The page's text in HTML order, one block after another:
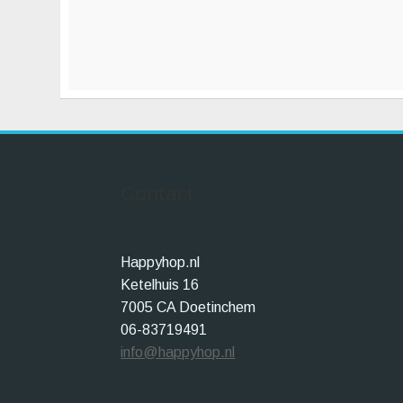
Happyhop.nl
Ketelhuis 16
7005 CA Doetinchem
06-83719491
info@happyhop.nl